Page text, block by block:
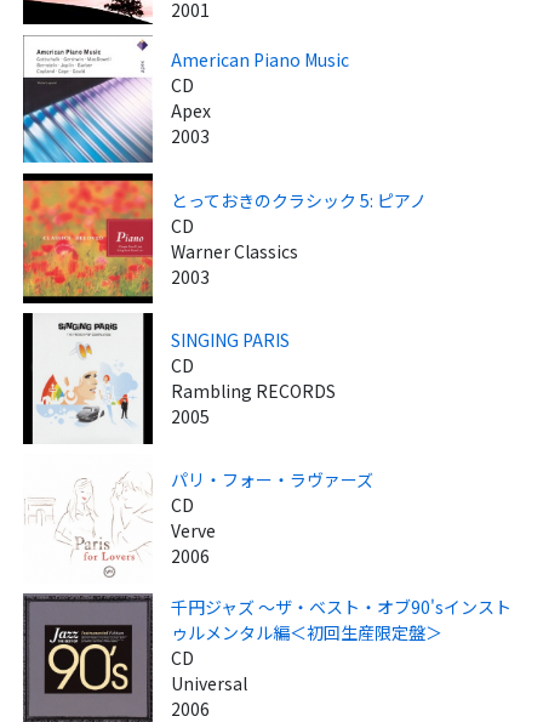
2001
American Piano Music
CD
Apex
2003
とっておきのクラシック 5: ピアノ
CD
Warner Classics
2003
SINGING PARIS
CD
Rambling RECORDS
2005
パリ・フォー・ラヴァーズ
CD
Verve
2006
千円ジャズ ～ザ・ベスト・オブ90'sインスト
ゥルメンタル編＜初回生産限定盤＞
CD
Universal
2006